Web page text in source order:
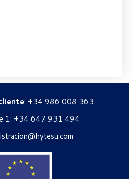
: +34 986 008 363
1: +34 647 931 494